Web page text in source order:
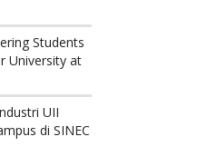
Students
University at
UII
di SINEC